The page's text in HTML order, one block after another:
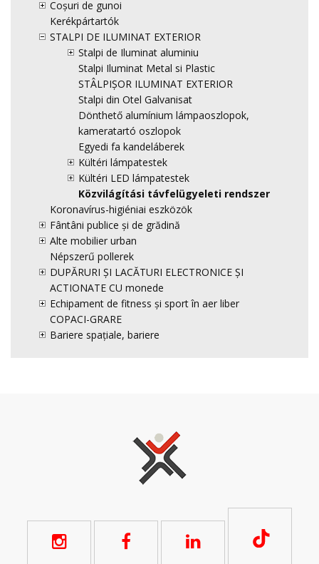
Coșuri de gunoi
Kerékpártartók
STALPI DE ILUMINAT EXTERIOR
Stalpi de Iluminat aluminiu
Stalpi Iluminat Metal si Plastic
STÂLPIȘOR ILUMINAT EXTERIOR
Stalpi din Otel Galvanisat
Dönthető alumínium lámpaoszlopok,
kameratartó oszlopok
Egyedi fa kandeláberek
Kültéri lámpatestek
Kültéri LED lámpatestek
Közvilágítási távfelügyeleti rendszer
Koronavírus-higiéniai eszközök
Fântâni publice și de grădină
Alte mobilier urban
Népszerű pollerek
DUPĂRURI ȘI LACĂTURI ELECTRONICE ȘI
ACTIONATE CU monede
Echipament de fitness și sport în aer liber
COPACI-GRARE
Bariere spațiale, bariere